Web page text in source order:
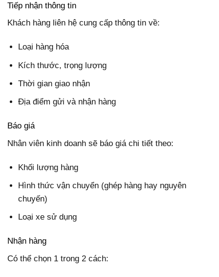
Tiếp nhận thông tin
Khách hàng liên hệ cung cấp thông tin về:
Loại hàng hóa
Kích thước, trọng lượng
Thời gian giao nhận
Địa điểm gửi và nhận hàng
Báo giá
Nhân viên kinh doanh sẽ báo giá chi tiết theo:
Khối lượng hàng
Hình thức vận chuyển (ghép hàng hay nguyên
chuyến)
Loại xe sử dụng
Nhận hàng
Có thể chọn 1 trong 2 cách: